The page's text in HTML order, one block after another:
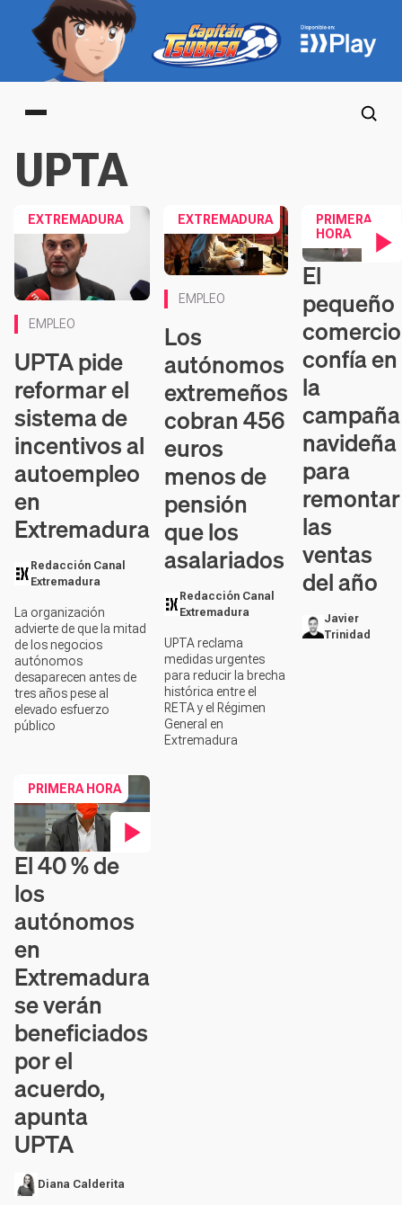
Main menu
UPTA
EXTREMADURA
EMPLEO
UPTA pide
reformar el
sistema de
incentivos al
autoempleo
en
Extremadura
Redacción Canal
Extremadura
La organización
advierte de que la mitad
de los negocios
autónomos
desaparecen antes de
tres años pese al
elevado esfuerzo
público
EXTREMADURA
EMPLEO
Los
autónomos
extremeños
cobran 456
euros
menos de
pensión
que los
asalariados
Redacción Canal
Extremadura
UPTA reclama
medidas urgentes
para reducir la brecha
histórica entre el
RETA y el Régimen
General en
Extremadura
PRIMERA
HORA
Contenido en
El
pequeño
comercio
confía en
la
campaña
navideña
para
remontar
las
ventas
del año
Javier
Trinidad
PRIMERA HORA
Contenido en vídeo
El 40 % de
los
autónomos
en
Extremadura
se verán
beneficiados
por el
acuerdo,
apunta
UPTA
Diana Calderita